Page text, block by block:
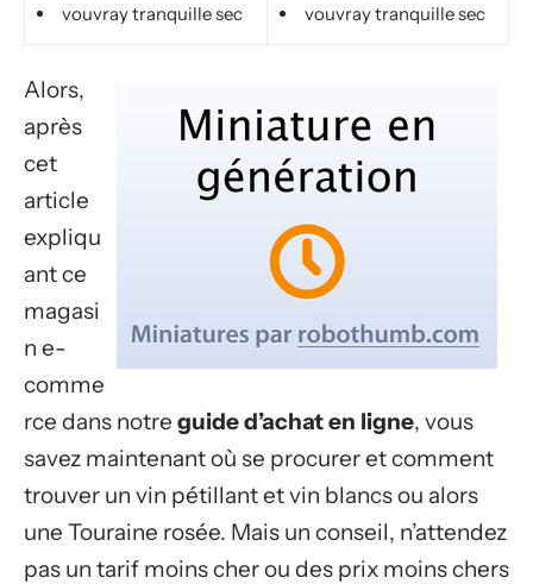
vouvray tranquille sec
vouvray tranquille sec
Alors,
après
cet
article
expliqu
ant ce
magasi
n e-
comme
rce dans notre guide d’achat en ligne, vous
savez maintenant où se procurer et comment
trouver un vin pétillant et vin blancs ou alors
une Touraine rosée. Mais un conseil, n’attendez
pas un tarif moins cher ou des prix moins chers